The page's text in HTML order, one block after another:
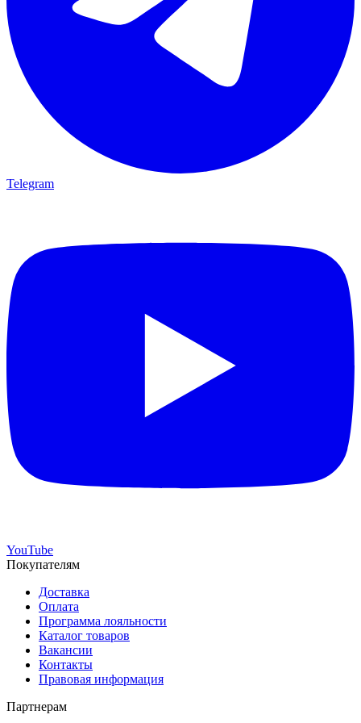
Telegram
YouTube
Покупателям
Доставка
Оплата
Программа лояльности
Каталог товаров
Вакансии
Контакты
Правовая информация
Партнерам